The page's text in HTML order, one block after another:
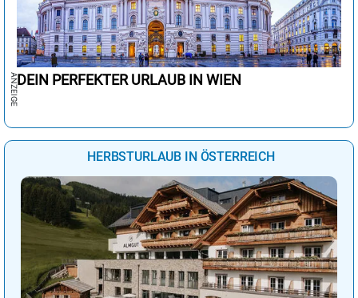
DEIN PERFEKTER URLAUB IN WIEN
HERBSTURLAUB IN ÖSTERREICH